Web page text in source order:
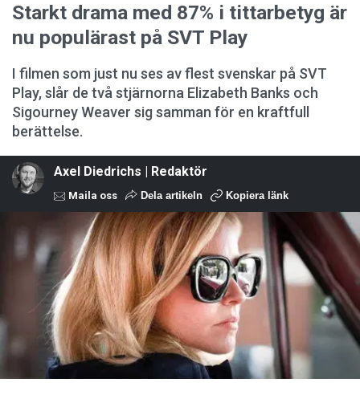
Starkt drama med 87% i tittarbetyg är
nu populärast på SVT Play
I filmen som just nu ses av flest svenskar på SVT
Play, slår de två stjärnorna Elizabeth Banks och
Sigourney Weaver sig samman för en kraftfull
berättelse.
Axel Diedrichs | Redaktör
Maila oss Dela artikeln Kopiera länk